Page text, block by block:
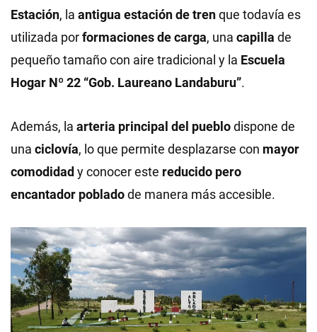
Estación, la antigua estación de trenque todavía es
utilizada porformaciones de carga, una capilla de
pequeño tamaño con aire tradicional y la Escuela
Hogar Nº 22 “Gob. Laureano Landaburu”.
Además, la arteria principal del pueblodispone de
una ciclovía, lo que permite desplazarse con mayor
comodidady conocer este reducido pero
encantador pobladode manera más accesible.